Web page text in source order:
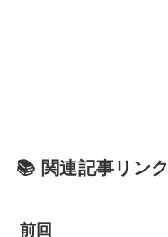
📚 関連記事リンク
前回